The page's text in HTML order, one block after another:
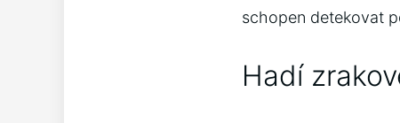
schopen detekovat
Hadí